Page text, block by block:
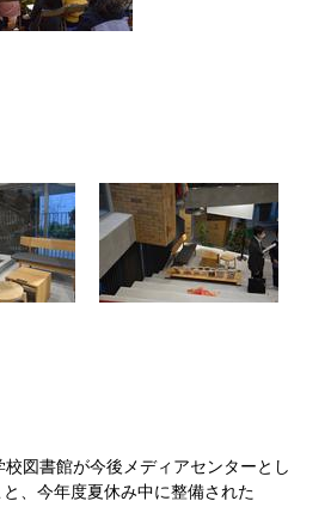
図書館が今後メディアセンターとし
、今年度夏休み中に整備された